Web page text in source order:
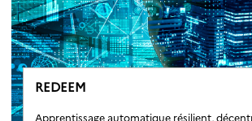
REDEEM
Apprentissage automatique résilient,